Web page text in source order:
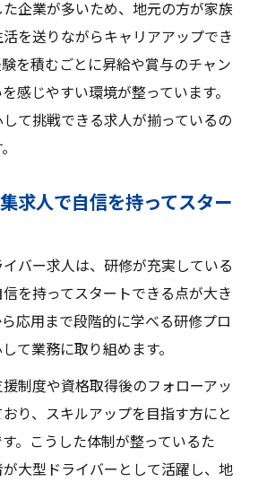
企業が多いため、地元の方が家族
を送りながらキャリアアップでき
を積むごとに昇給や賞与のチャン
感じやすい環境が整っています。
て挑戦できる求人が揃っているの
求人で自信を持ってスター
バー求人は、研修が充実している
を持ってスタートできる点が大き
応用まで段階的に学べる研修プロ
て業務に取り組めます。
制度や資格取得後のフォローアッ
り、スキルアップを目指す方にと
。こうした体制が整っているた
大型ドライバーとして活躍し、地